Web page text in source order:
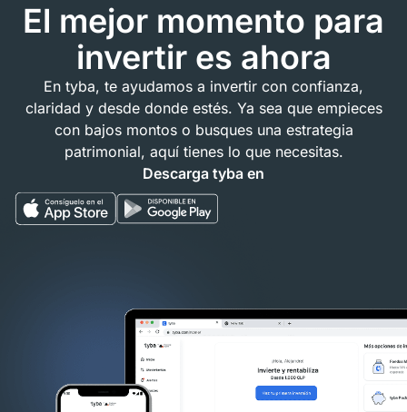
El mejor momento para
invertir es ahora
En tyba, te ayudamos a invertir con confianza,
claridad y desde donde estés. Ya sea que empieces
con bajos montos o busques una estrategia
patrimonial, aquí tienes lo que necesitas.
Descarga tyba en